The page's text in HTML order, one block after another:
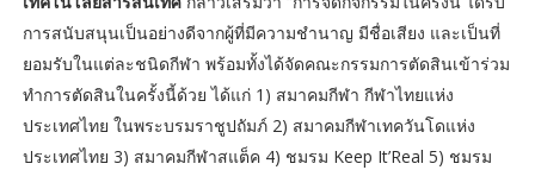
การสนับสนุนเป็นอย่างดีจากผู้ที่มีความชำนาญ มีชื่อเสียง และเป็นที่
ยอมรับในแต่ละชนิดกีฬา พร้อมทั้งได้จัดคณะกรรมการตัดสินเข้าร่วม
ทำการตัดสินในครั้งนี้ด้วย ได้แก่ 1) สมาคมกีฬา กีฬาไทยแห่ง
ประเทศไทย ในพระบรมราชูปถัมภ์ 2) สมาคมกีฬาเทควันโดแห่ง
ประเทศไทย 3) สมาคมกีฬาสแต็ค 4) ชมรม Keep It’Real 5) ชมรม